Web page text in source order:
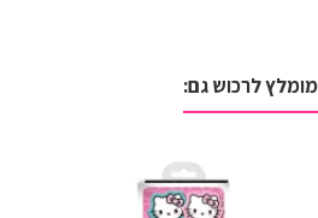
מומלץ לרכוש גם: